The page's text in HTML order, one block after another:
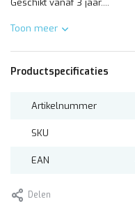
Geschikt vanaf 3 jaar....
Toon meer
Productspecificaties
Artikelnummer
SKU
EAN
Delen